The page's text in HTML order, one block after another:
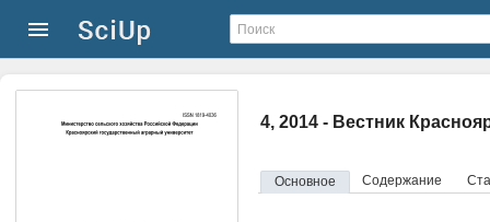
4, 2014 - Вестник
Основное Содержание